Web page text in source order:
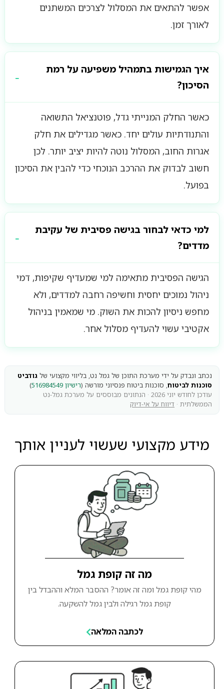
אפשר להתאים את המסלול לצרכים המשתנים
לאורך זמן.
איך הגמישות בתמהיל משפיעה על רמת
הסיכון?
כאשר החלק המנייתי גדל, פוטנציאל התשואה
והתנודתיות עולים יחד. כאשר מגדילים את חלק
אגרות החוב, המסלול נוטה להיות יציב יותר. לכן
חשוב לבדוק את ההרכב הנוכחי כדי להבין את הסיכון
בפועל.
למי כדאי לבחור בגישה פסיבית של עקיבת
מדדים?
הגישה הפסיבית מתאימה למי שמעדיף שקיפות, דמי
ניהול נמוכים יחסית וחשיפה רחבה למדדים, ולא
מחפש ניסיון להכות את השוק. מי שמאמין בניהול
אקטיבי עשוי להעדיף מסלול אחר.
נכתב ונבדק על ידי מערכת התוכן של גמל נט, בליווי מקצועי של גודביט
סוכנות לביטוח, סוכנות ביטוח פנסיוני מורשה (רישיון 516984549
)
עודכן לחודש יוני 2026 · הנתונים מבוססים על מערכת גמל-נט
הממשלתית · דיווח על אי-דיוק
מידע מקצועי שעשוי לעניין אותך
מה זה קופת גמל
מהי קופת גמל ומה זה אומר? ההסבר המלא וההבדל בין
קופת גמל רגילה ולבין גמל להשקעה.
לכתבה המלאה